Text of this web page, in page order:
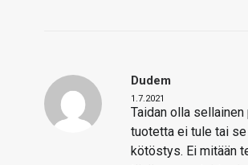
Dudem
1.7.2021
Taidan olla
tuotetta ei tule tai se
kötöstys. Ei mitään